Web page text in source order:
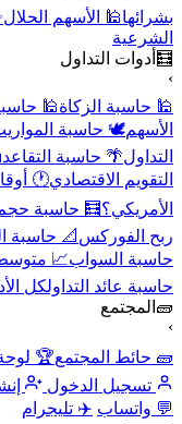
بشرائها🕌 الأسهم الحلال
الشرعية
🧮 أدوات التداول
›
🕌 حاسبة الزكاة🕌
الأسهم🕊️ حاسبة
التداول🌴 حاسبة التقاعد
التقويم الاقتصادي🕐
الأمريكي؟🧮 حاسبة
ربح الفوركس 📐 حاسبة
حاسبة السواب📈
حاسبة عائد التداولكل
🧱 المجتمع
›
🧱 حائط المجتمع🏆
تسجيل الدخول
💬 واتساب ✈️ تليجرام